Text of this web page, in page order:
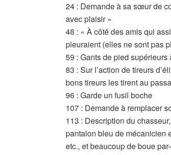
24 : Demande à sa sœur de
avec plaisir »
48 : « À côté des amis qui
pleuraient (elles ne sont pas
59 : Gants de pied
83 : Sur l’action de tireurs
bons tireurs les tirent au
96 : Garde un fusil boche
107 : Demande à remplacer
113 : Description du
pantalon bleu de mécanicien
etc., et beaucoup de boue